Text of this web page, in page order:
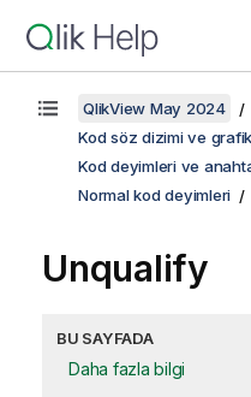
QlikView May 2024
Kod söz dizimi ve
Kod deyimleri ve
Normal kod deyimleri
Unqualify
BU SAYFADA
Daha fazla bilgi